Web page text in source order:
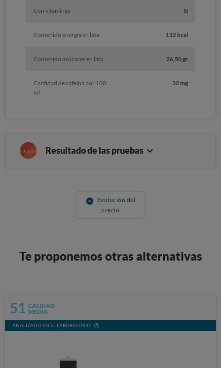
Con vitaminas Sí
Contenido energía en lata 112 kcal
Contenido azúcares en lata 26,50 gr
Cantidad de cafeína por 100
ml
32 mg
Resultado de las pruebas
Evolución del
precio
Te proponemos otras alternativas
51 CALIDAD
MEDIA
ANALIZADO EN EL LABORATORIO